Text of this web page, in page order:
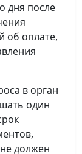
дня после
об оплате,
в орган
один
должен